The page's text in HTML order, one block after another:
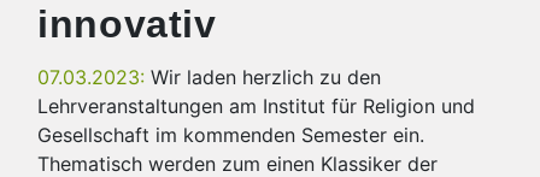
innovativ
07.03.2023: Wir laden herzlich zu den
Lehrveranstaltungen am Institut für Religion und
Gesellschaft im kommenden Semester ein.
Thematisch werden zum einen Klassiker der